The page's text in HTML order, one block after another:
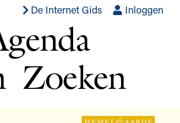
De Internet Gids Inloggen
Zoeken